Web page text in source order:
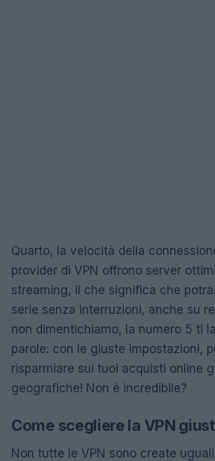
Quarto, la velocità della
provider di VPN offrono server
streaming, il che significa che
serie senza interruzioni, anche su
non dimentichiamo, la numero 5 ti
parole: con le giuste impostazioni,
risparmiare sui tuoi acquisti online
geografiche! Non è incredibile?
Come scegliere la VPN
Non tutte le VPN sono create